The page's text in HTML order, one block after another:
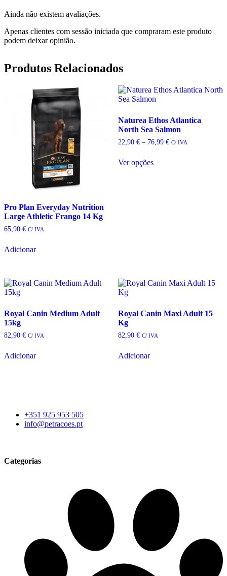
Ainda não existem avaliações.
Apenas clientes com sessão iniciada que compraram este produto
podem deixar opinião.
Produtos Relacionados
Pro Plan Everyday Nutrition
Large Athletic Frango 14 Kg
65,90 € C/ IVA
Adicionar
Naturea Ethos Atlantica
North Sea Salmon
22,90 € – 76,99 €Price
C/ IVA
Ver opções
product
page
Royal Canin Medium Adult
15kg
82,90 € C/ IVA
Adicionar
Royal Canin Maxi Adult 15
Kg
82,90 € C/ IVA
Adicionar
+351 925 953 505
info@petracoes.pt
Categorias